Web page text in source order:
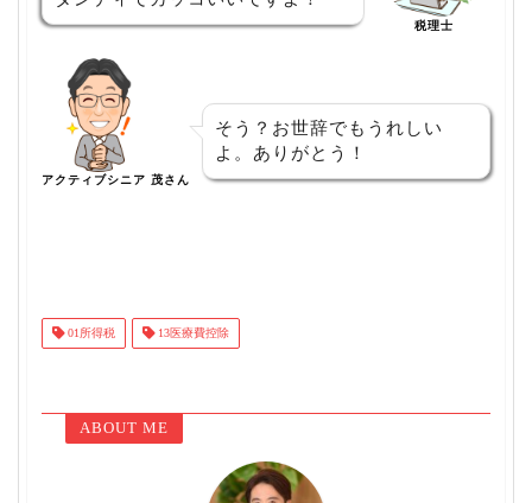
税理士
アクティブシニア 茂さん
そう？お世辞でもうれしい
よ。ありがとう！
01所得税 13医療費控除
ABOUT ME